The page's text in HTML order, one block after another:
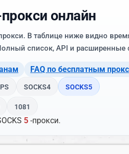
онлайн
В таблице ниже видно
список, API и
FAQ по бесплатным
SOCKS4 SOCKS5
1081
5 -прокси.